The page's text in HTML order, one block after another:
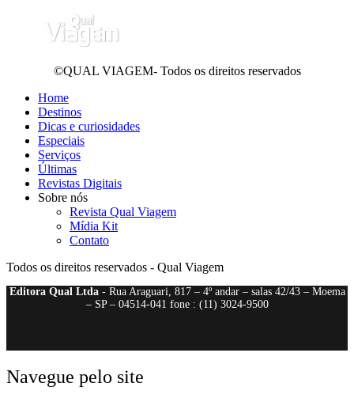
©QUAL VIAGEM- Todos os direitos reservados
Home
Destinos
Dicas e curiosidades
Especiais
Serviços
Últimas
Revistas Digitais
Sobre nós
Revista Qual Viagem
Mídia Kit
Contato
Todos os direitos reservados - Qual Viagem
Editora Qual Ltda- Rua Araguari, 817 – 4º andar – salas 42/43 – Moema
– SP – 04514-041 fone : (11) 3024-9500
Navegue pelo site